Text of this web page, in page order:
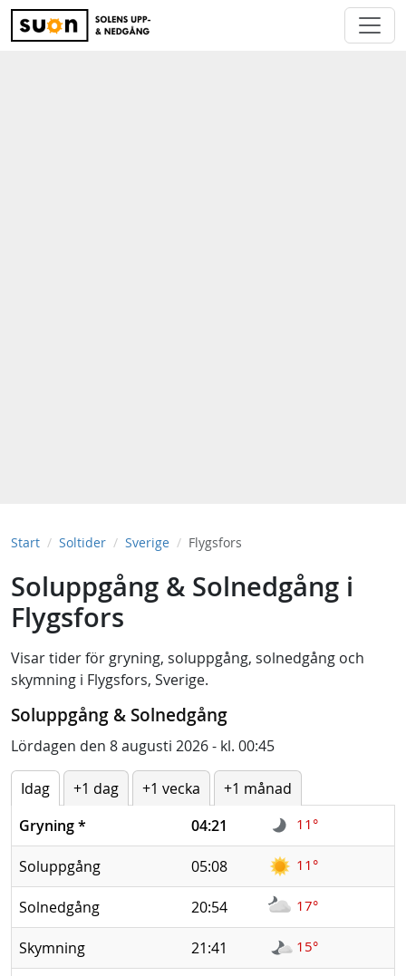
Start Soltider Sverige Flygsfors
Soluppgång & Solnedgång i
Flygsfors
Visar tider för gryning, soluppgång, solnedgång och
skymning i Flygsfors, Sverige.
Soluppgång & Solnedgång
Lördagen den 8 augusti 2026 - kl. 00:45
Idag +1 dag +1 vecka
+1 månad
Gryning* 04:21 11°
Soluppgång 05:08 11°
Solnedgång 20:54 17°
Skymning 21:41 15°